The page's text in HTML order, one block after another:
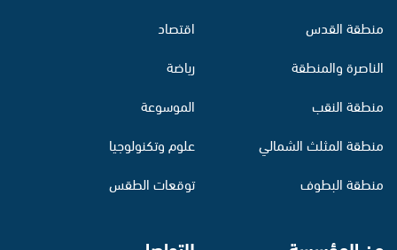
منطقة القدس
الناصرة والمنطقة
منطقة النقب
منطقة المثلث الشمالي
منطقة البطوف
اقتصاد
رياضة
الموسوعة
علوم وتكنولوجيا
توقعات الطقس